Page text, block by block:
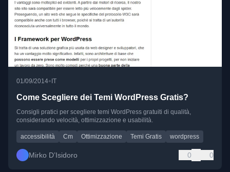
01/09/2014• IT
Come Scegliere dei Temi WordPress Gratis?
Consigli pratici per scegliere temi WordPress gratuiti di qualità,
considerando velocità, ottimizzazione e usabilità.
accessibilità Cm Ottimizzazione Temi Gratis wordpress
Mirko D’Isidoro 0 0